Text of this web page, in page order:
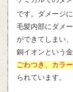
です。ダメージ
毛髪内部にダメ
ができてしまい
銅イオンという
ごわつき、カラ
られています。